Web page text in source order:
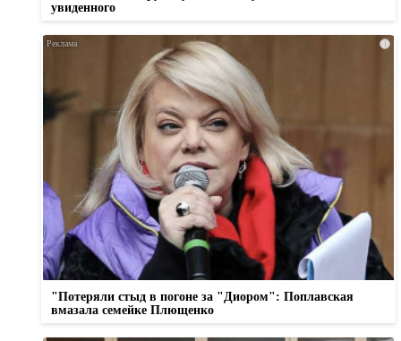
увиденного
i
"Потеряли стыд в погоне за "Диором": Поплавская
вмазала семейке Плющенко